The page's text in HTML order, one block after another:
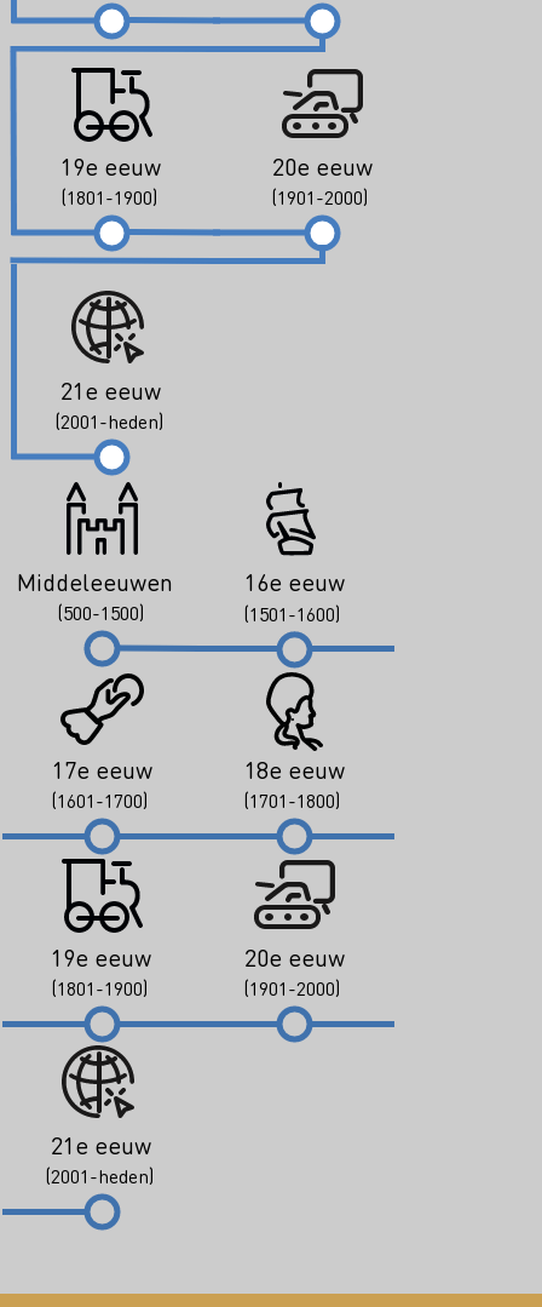
19e eeuw
(1801-1900)
20e eeuw
(1901-2000)
21e eeuw
(2001-heden)
Middeleeuwen
(500-1500)
16e eeuw
(1501-1600)
17e eeuw
(1601-1700)
18e eeuw
(1701-1800)
19e eeuw
(1801-1900)
20e eeuw
(1901-2000)
21e eeuw
(2001-heden)